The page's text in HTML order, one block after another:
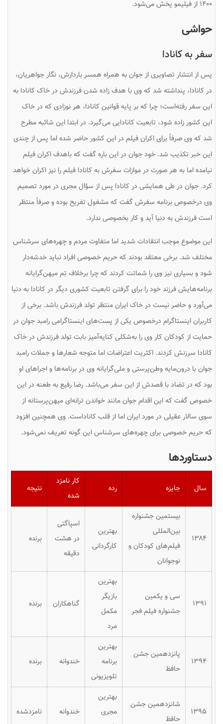
۱۴۰۰ از فیلیمو پخش می‌شود.
حواشی
سفر به کانادا
پس از انتشار تصاویری از جوان به همراه همسر باردارش، نگار جواهریان،
در کانادا، پنداشته شد که وی با هدف زاده شدن فرزندش در خاک کانادا به
این سفر رفته‌است؛ چرا که بر پایه قوانین کانادا، هر نوزادی که در خاک
این کشور زاده شود، تابعیت کانادایی می‌گیرد. در ابتدا این شائبه مطرح
شد که وی صرفاً برای اکران فیلم در این کشور حاضر شده اما پس از چندی
این خبر تکذیب شد. خود جوان در این باره گفت که باهدف اکران فیلم
نیامده اما به هر صورت در موازات سفرش به کانادا فیلم را نیز اکران خواهد
کرد. جوان در طی همایشی در کانادا پس از سؤال مجری در مورد تصمیم
وی درخصوص برنامه سفرش گفت که مشغول تفریح بوده و صرفاً منتظر
است فرزندش به دنیا آید و کار بخصوصی ندارد.
این موضوع موجب انتقادات شدید اما متفاوت مردم و چهره‌های سرشناس
مختلف شد. برخی معتقد بودند که حریم خصوصی افراد نباید خدشه‌دار
شود و بسیاری نیز وی را شماتت کردند که چرا برخلاف تِم میهن‌گرایانه
برنامه‌هایش فرزند خود را برای گرفتن تابعیت کشوری دیگر در کانادا به دنیا
می‌آورد و حاضر نیست در خاک ایران منتظر تولد فرزندش باشد. برخی از
کاربران اینستاگرام درخصوص یکی از پست‌های اینستاگرامی رامبد جوان در
حمایت از کودکان کار وی را به‌شکلی کنایه‌آمیز بابت تولد فرزندش در خاک
کانادا سرزنش کردند. اکثریت اعتراضات اما متوجه شعارها و جملات رامبد
جوان با درون‌مایه وطن‌پرستی و ملی‌گرایانه وی در برنامه‌ها و اجراهای او
بود که در تضاد با قصدش از این سفر می‌باشد. رضا رفیع به طعنه در این
خصوص گفت که این اقدام جوان مانند خواندن ترانه‌ای میهن‌پرستانه از
سوی سالار عقیلی در مورد ایران اما از قلب کاناداست. وی همچنین افزود
که حریم خصوصی برای چهره‌های سرشناس این گونه تعریف نمی‌شود.
دستاوردها
سال جایزه رده
کار نامزد
شده
نتیجه
۱۳۸۴
بیستمین جشنواره
بین‌المللی
فیلم‌های کودکان و
نوجوانان
بهترین
کارگردانی
اسپاگتی
در هشت
دقیقه
برنده
۱۳۹۱
سی و یکمین
جشنواره فیلم فجر
بهترین
بازیگر
مکمل
مرد
گناهکاران برنده
۱۳۹۴
پانزدهمین جشن
حافظ
بهترین
برنامه
تلویزیونی
خندوانه برنده
۱۳۹۵
شانزدهمین جشن
حافظ
بهترین
مجری
خندوانه نامزدشده